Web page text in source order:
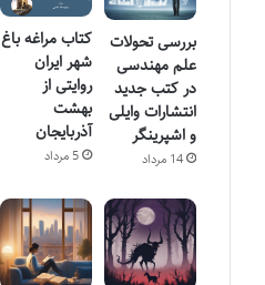
بررسی تحولات
علم مهندسی
در کتب جدید
انتشارات وایلی
و اشپرینگر
14 مرداد
کتاب مراغه باغ
شهر ایران
روایتی از
بهشت
آذربایجان
5 مرداد